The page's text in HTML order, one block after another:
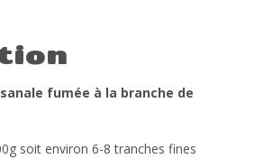
fumée à la branche de
soit environ 6-8 tranches fines